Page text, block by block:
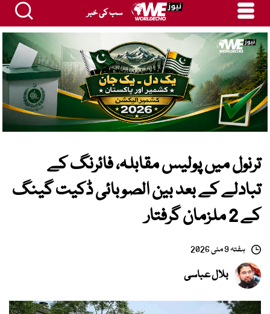
سب کی خبر
ترنول میں پولیس مقابلہ، فائرنگ کے
تبادلے کے بعد بین الصوبائی ڈکیت گینگ
کے 2 ملزمان گرفتار
ہفتہ 9 مئی 2026
بلال عباسی